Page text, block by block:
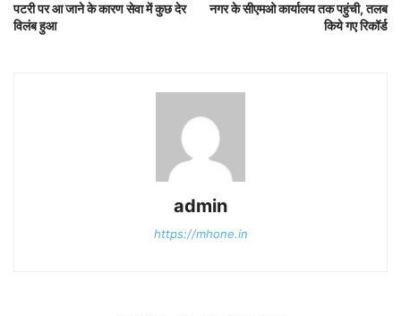
पटरी पर आ जाने के कारण सेवा में कुछ देर
विलंब हुआ
नगर के सीएमओ कार्यालय तक पहुंची, तलब
किये गए रिकॉर्ड
admin
https://mhone.in